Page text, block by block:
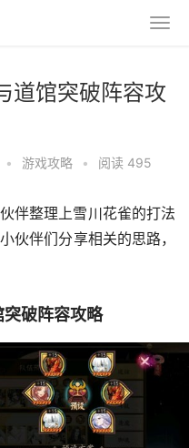
道馆突破阵容攻
• 游戏攻略 • 阅读 495
伴整理上雪川花雀的打法
伙伴们分享相关的思路，
突破阵容攻略